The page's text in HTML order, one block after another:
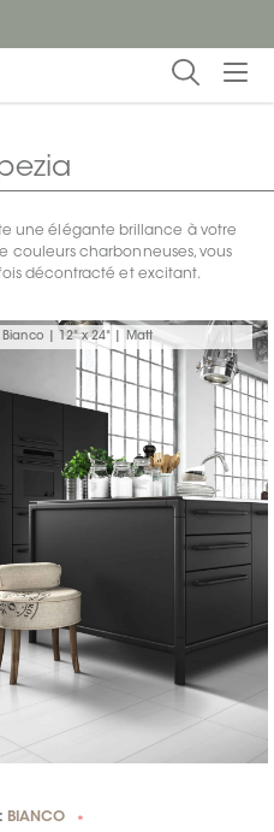
une élégante brillance à votre
couleurs charbonneuses, vous
décontracté et excitant.
Bianco | 12" x 24" | Matt
BIANCO *